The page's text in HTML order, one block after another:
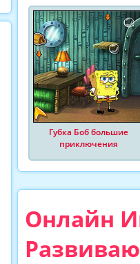
Губка Боб большие
приключения
Онлайн